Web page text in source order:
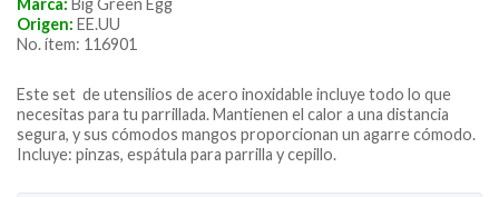
Origen: EE.UU
No. ítem: 116901
Este set de utensilios de acero inoxidable incluye todo lo que
necesitas para tu parrillada. Mantienen el calor a una distancia
segura, y sus cómodos mangos proporcionan un agarre cómodo.
Incluye: pinzas, espátula para parrilla y cepillo.